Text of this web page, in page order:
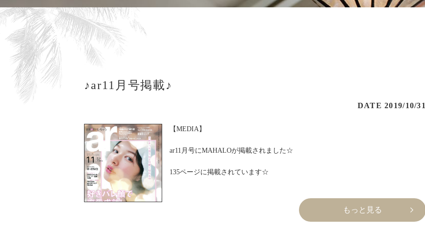
♪ar11月号掲載♪
DATE 2019/10/31
【MEDIA】
ar11月号にMAHALOが掲載されました☆
135ページに掲載されています☆
もっと見る